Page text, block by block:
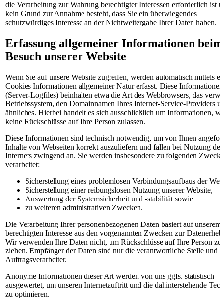
die Verarbeitung zur Wahrung berechtigter Interessen erforderlich ist
kein Grund zur Annahme besteht, dass Sie ein überwiegendes
schutzwürdiges Interesse an der Nichtweitergabe Ihrer Daten haben.
Erfassung allgemeiner Informationen
Besuch unserer Website
Wenn Sie auf unsere Website zugreifen, werden automatisch mittels
Cookies Informationen allgemeiner Natur erfasst. Diese
(Server-Logfiles) beinhalten etwa die Art des Webbrowsers, das
Betriebssystem, den Domainnamen Ihres Internet-Service-Providers
ähnliches. Hierbei handelt es sich ausschließlich um Informationen,
keine Rückschlüsse auf Ihre Person zulassen.
Diese Informationen sind technisch notwendig, um von Ihnen
Inhalte von Webseiten korrekt auszuliefern und fallen bei Nutzung
Internets zwingend an. Sie werden insbesondere zu folgenden
verarbeitet:
Sicherstellung eines problemlosen Verbindungsaufbaus der
Sicherstellung einer reibungslosen Nutzung unserer Website,
Auswertung der Systemsicherheit und -stabilität sowie
zu weiteren administrativen Zwecken.
Die Verarbeitung Ihrer personenbezogenen Daten basiert auf
berechtigten Interesse aus den vorgenannten Zwecken zur
Wir verwenden Ihre Daten nicht, um Rückschlüsse auf Ihre Person
ziehen. Empfänger der Daten sind nur die verantwortliche Stelle und
Auftragsverarbeiter.
Anonyme Informationen dieser Art werden von uns ggfs. statistisch
ausgewertet, um unseren Internetauftritt und die dahinterstehende
zu optimieren.